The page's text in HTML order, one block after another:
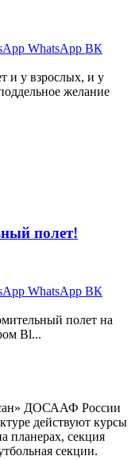
WhatsApp ВК
и у взрослых, и у
желание
полет!
WhatsApp ВК
полет на
Bl...
ДОСААФ России
действуют курсы
планерах, секция
секции.